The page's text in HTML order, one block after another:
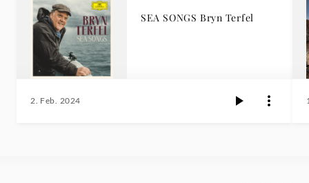
SEA SONGS Bryn Terfel
2. Feb. 2024